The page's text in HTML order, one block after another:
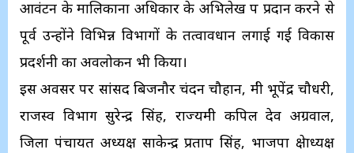
आवंटन के मालिकाना अधिकार के अभिलेख पत्र प्रदान करने से
पूर्व उन्होंने विभिन्न विभागों के तत्वावधान लगाई गई विकास
प्रदर्शनी का अवलोकन भी किया।
इस‌ अवसर पर सांसद बिजनौर चंदन चौहान, मंत्री भूपेंद्र चौधरी,
राजस्व विभाग सुरेन्द्र सिंह, राज्यमंत्री कपिल देव अग्रवाल,
जिला पंचायत अध्यक्ष साकेन्द्र प्रताप सिंह, भाजपा क्षेत्राध्यक्ष